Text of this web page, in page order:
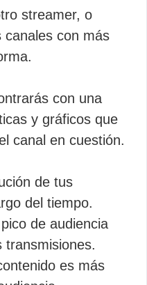
streamer, o
canales con más
con una
y gráficos que
canal en cuestión.
de tus
del tiempo.
de audiencia
transmisiones.
es más